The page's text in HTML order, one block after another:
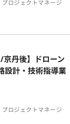
ロジェクトマネージ
京丹後】ドローン
設計・技術指導業
ロジェクトマネージ